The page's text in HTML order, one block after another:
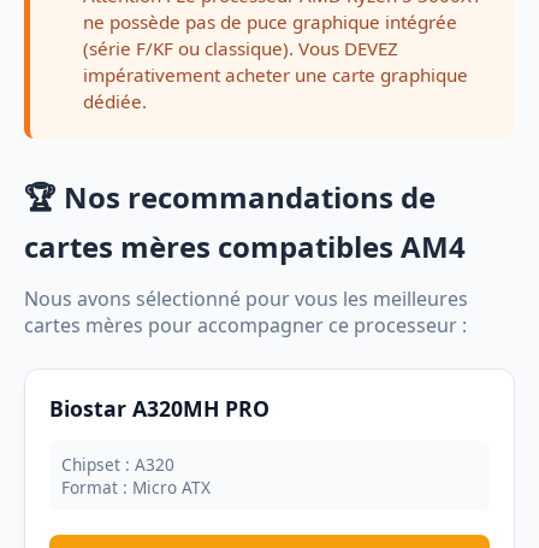
ne possède pas de puce graphique intégrée
(série F/KF ou classique). Vous DEVEZ
impérativement acheter une carte graphique
dédiée.
🏆 Nos recommandations de
cartes mères compatibles AM4
Nous avons sélectionné pour vous les meilleures
cartes mères pour accompagner ce processeur :
Biostar A320MH PRO
Chipset : A320
Format : Micro ATX